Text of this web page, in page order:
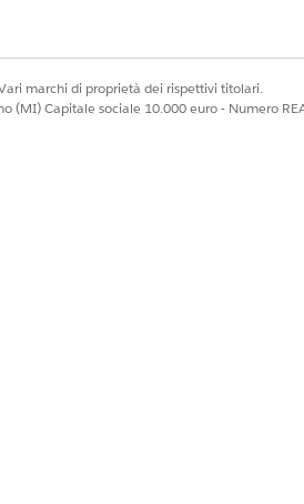
marchi di proprietà dei rispettivi titolari.
(MI) Capitale sociale 10.000 euro - Numero